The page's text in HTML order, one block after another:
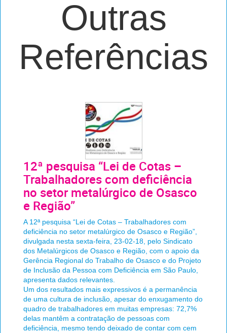
Outras
Referências
12ª pesquisa “Lei de Cotas –
Trabalhadores com deficiência
no setor metalúrgico de Osasco
e Região”
A 12ª pesquisa “Lei de Cotas – Trabalhadores com
deficiência no setor metalúrgico de Osasco e Região”,
divulgada nesta sexta-feira, 23-02-18, pelo Sindicato
dos Metalúrgicos de Osasco e Região, com o apoio da
Gerência Regional do Trabalho de Osasco e do Projeto
de Inclusão da Pessoa com Deficiência em São Paulo,
apresenta dados relevantes.
Um dos resultados mais expressivos é a permanência
de uma cultura de inclusão, apesar do enxugamento do
quadro de trabalhadores em muitas empresas: 72,7%
delas mantêm a contratação de pessoas com
deficiência, mesmo tendo deixado de contar com cem